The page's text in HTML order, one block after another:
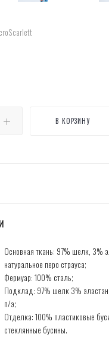
В КОРЗИНУ
Основная ткань: 97% шелк, 3%
натуральное перо страуса;
Фермуар: 100% сталь;
Подклад: 97% шелк 3%
п/э;
Отделка: 100% пластиковые
cтеклянные бусины.